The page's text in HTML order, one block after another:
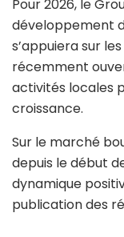
Pour 2026, le
développement
s’appuiera sur
récemment
activités locales
croissance.
Sur le marché
depuis le début
dynamique
publication des